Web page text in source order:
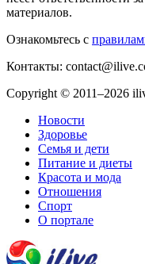
материалов.
Ознакомьтесь с
Контакты:
Copyright © 2011–2026
Новости
Здоровье
Семья и дети
Питание и диеты
Красота и мода
Отношения
Спорт
О портале